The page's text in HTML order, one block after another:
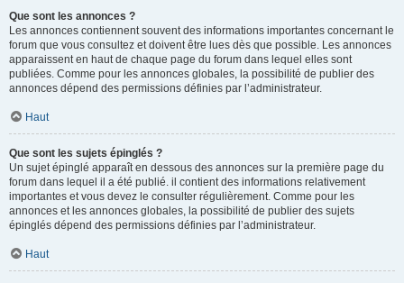
Que sont les annonces ?
Les annonces contiennent souvent des informations importantes concernant le
forum que vous consultez et doivent être lues dès que possible. Les annonces
apparaissent en haut de chaque page du forum dans lequel elles sont
publiées. Comme pour les annonces globales, la possibilité de publier des
annonces dépend des permissions définies par l’administrateur.
Haut
Que sont les sujets épinglés ?
Un sujet épinglé apparaît en dessous des annonces sur la première page du
forum dans lequel il a été publié. il contient des informations relativement
importantes et vous devez le consulter régulièrement. Comme pour les
annonces et les annonces globales, la possibilité de publier des sujets
épinglés dépend des permissions définies par l’administrateur.
Haut